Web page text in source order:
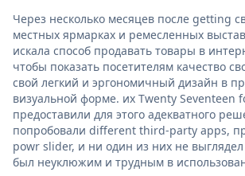
Через несколько месяцев после getting
местных ярмарках и ремесленных
искала способ продавать товары в
чтобы показать посетителям качество
свой легкий и эргономичный дизайн в
визуальной форме. их Twenty Seventeen
предоставили для этого адекватного
попробовали different third-party apps,
powr slider, и ни один из них не выглядел
был неуклюжим и трудным в